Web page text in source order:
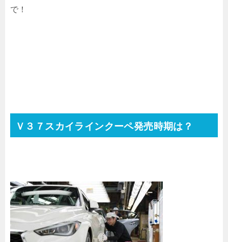
で！
Ｖ３７スカイラインクーペ発売時期は？